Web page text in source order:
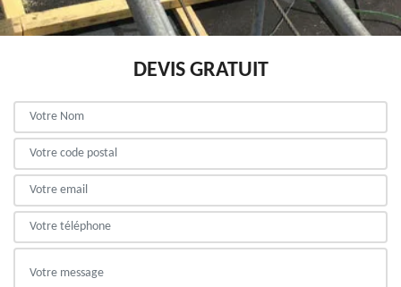
DEVIS GRATUIT